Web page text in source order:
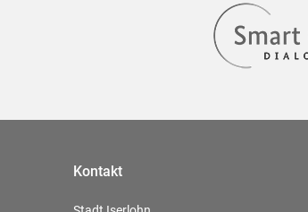
Kontakt